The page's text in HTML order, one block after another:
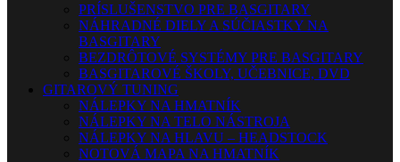
PRÍSLUŠENSTVO PRE BASGITARY
NÁHRADNÉ DIELY A SÚČIASTKY NA
BASGITARY
BEZDRÔTOVÉ SYSTÉMY PRE BASGITARY
BASGITAROVÉ ŠKOLY, UČEBNICE, DVD
GITAROVÝ TUNING
NÁLEPKY NA HMATNÍK
NÁLEPKY NA TELO NÁSTROJA
NÁLEPKY NA HLAVU – HEADSTOCK
NOTOVÁ MAPA NA HMATNÍK